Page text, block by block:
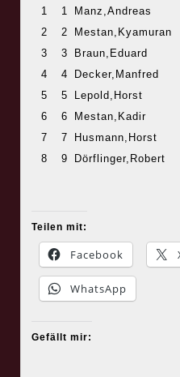
1 1 Manz,Andreas
2
2 Mestan,Kyamuran
3
3 Braun,Eduard
4
4 Decker,Manfred
5
5 Lepold,Horst
6
6 Mestan,Kadir
7
7 Husmann,Horst
8
9 Dörflinger,Robert
Teilen mit:
Facebook
WhatsApp
Gefällt mir: